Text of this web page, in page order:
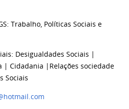
Trabalho, Políticas Sociais e
Desigualdades Sociais
| Cidadania
Relações sociedade
Sociais